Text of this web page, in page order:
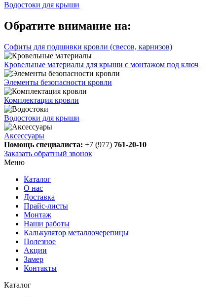
Водостоки для крыши
Обратите внимание на:
Софиты для подшивки кровли (свесов, карнизов)
Кровельные материалы для крыши с монтажом под ключ
Элементы безопасности кровли
Комплектация кровли
Водостоки для крыши
Аксессуары
Помощь специалиста: +7 (977) 761-20-10
Заказать обратный звонок
Меню
Каталог
О нас
Доставка
Прайс-листы
Монтаж
Наши работы
Калькулятор металлочерепицы
Полезное
Акции
Замер
Контакты
Каталог